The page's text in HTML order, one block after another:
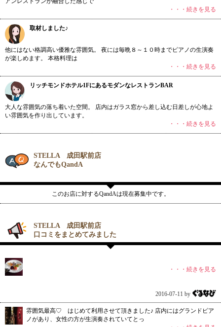
・・・続きを見る
取材しました♪
他にはない格調高い優雅な雰囲気。 夜には毎晩８～１０時までピアノの生演奏
が楽しめます。 本格料理は
・・・続きを見る
リッチモンドホテル1FにあるモダンなレストランBAR
大人な雰囲気の落ち着いた空間。 店内はガラス窓から差し込む日差しが心地よ
い雰囲気を作り出しています。
・・・続きを見る
STELLA 成田駅前店
なんでもQandA
このお店に対するQandAは現在募集中です。
STELLA 成田駅前店
口コミをまとめてみました
・・・続きを見る
2016-07-11 by
雰囲気最高♡ はじめて利用させて頂きました♪ 店内にはグランドピア
ノがあり、女性の方が生演奏されていてとっ